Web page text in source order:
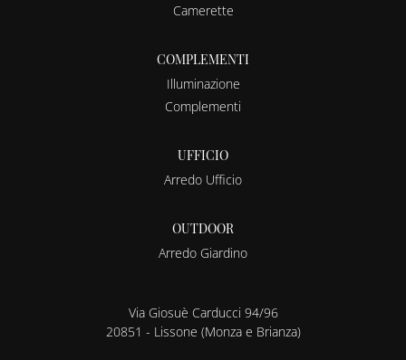
Camerette
COMPLEMENTI
Illuminazione
Complementi
UFFICIO
Arredo Ufficio
OUTDOOR
Arredo Giardino
Via Giosuè Carducci 94/96
20851 - Lissone (Monza e Brianza)